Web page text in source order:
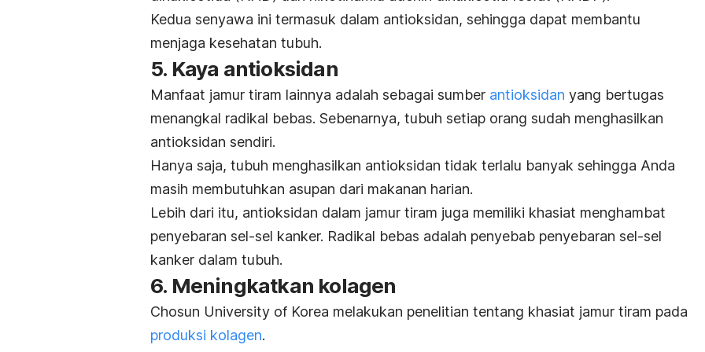
Kedua senyawa ini termasuk dalam antioksidan, sehingga dapat membantu
menjaga kesehatan tubuh.
5. Kaya antioksidan
Manfaat jamur tiram lainnya adalah sebagai sumber antioksidan yang bertugas
menangkal radikal bebas. Sebenarnya, tubuh setiap orang sudah menghasilkan
antioksidan sendiri.
Hanya saja, tubuh menghasilkan antioksidan tidak terlalu banyak sehingga Anda
masih membutuhkan asupan dari makanan harian.
Lebih dari itu, antioksidan dalam jamur tiram juga memiliki khasiat menghambat
penyebaran sel-sel kanker. Radikal bebas adalah penyebab penyebaran sel-sel
kanker dalam tubuh.
6. Meningkatkan kolagen
Chosun University of Korea melakukan penelitian tentang khasiat jamur tiram pada
produksi kolagen.